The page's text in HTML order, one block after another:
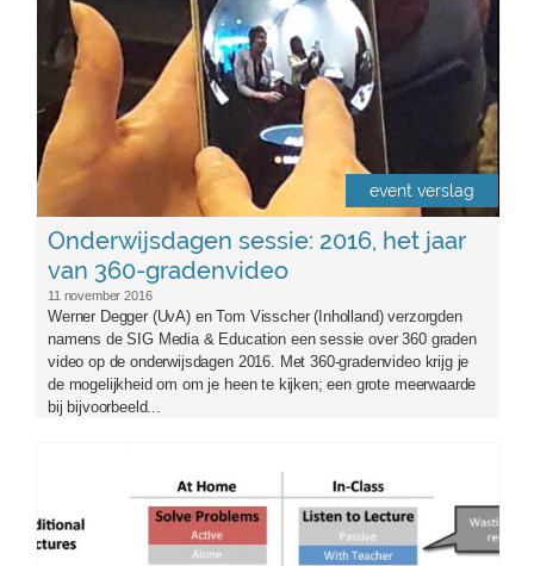
event verslag
Onderwijsdagen sessie: 2016, het jaar
van 360-gradenvideo
11 november 2016
Werner Degger (UvA) en Tom Visscher (Inholland) verzorgden
namens de SIG Media & Education een sessie over 360 graden
video op de onderwijsdagen 2016. Met 360-gradenvideo krijg je
de mogelijkheid om om je heen te kijken; een grote meerwaarde
bij bijvoorbeeld...